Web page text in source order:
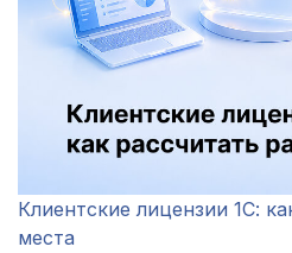
Клиентские лицензии 1С:
места